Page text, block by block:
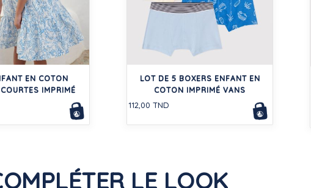
EN COTON
IMPRIMÉ
LOT DE 5 BOXERS ENFANT EN
COTON IMPRIMÉ VANS
112,00 TND
LE LOOK